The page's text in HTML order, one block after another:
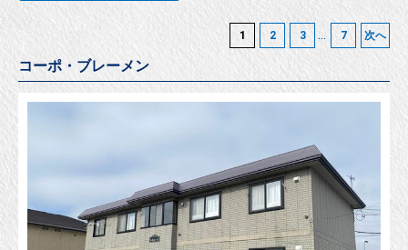
1 2 3 ... 7 次へ
コーポ・ブレーメン